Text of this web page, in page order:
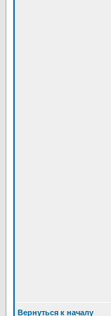
Вернуться к началу